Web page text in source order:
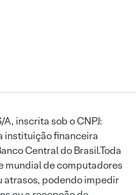
inscrita sob o CNPJ:
financeira
Central do Brasil.Toda
mundial de computadores
atrasos, podendo impedir